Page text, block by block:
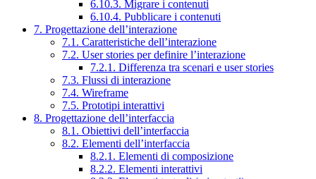
6.10.3. Migrare i contenuti
6.10.4. Pubblicare i contenuti
7. Progettazione dell’interazione
7.1. Caratteristiche dell’interazione
7.2. User stories per definire l’interazione
7.2.1. Differenza tra scenari e user stories
7.3. Flussi di interazione
7.4. Wireframe
7.5. Prototipi interattivi
8. Progettazione dell’interfaccia
8.1. Obiettivi dell’interfaccia
8.2. Elementi dell’interfaccia
8.2.1. Elementi di composizione
8.2.2. Elementi interattivi